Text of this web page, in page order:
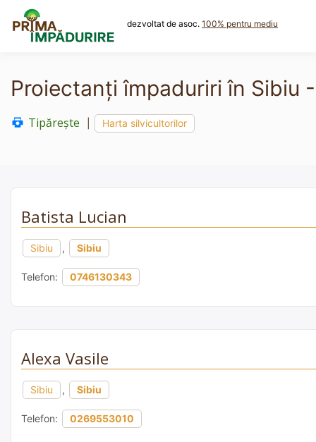
content
dezvoltat de asoc. 100% pentru mediu
Proiectanți împaduriri în Sibiu
Tipărește Harta silvicultorilor
Batista Lucian
Sibiu , Sibiu
Telefon: 0746130343
Alexa Vasile
Sibiu , Sibiu
Telefon: 0269553010